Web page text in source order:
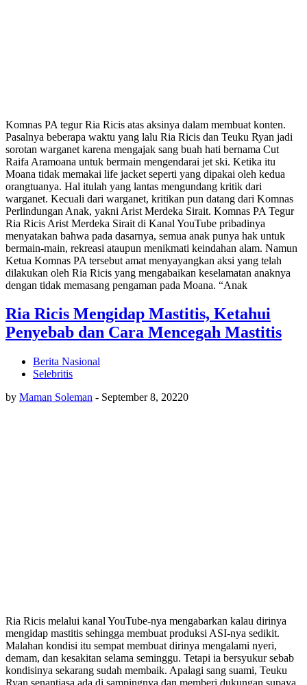
Komnas PA tegur Ria Ricis atas aksinya dalam membuat konten.
Pasalnya beberapa waktu yang lalu Ria Ricis dan Teuku Ryan jadi
sorotan warganet karena mengajak sang buah hati bernama Cut
Raifa Aramoana untuk bermain mengendarai jet ski. Ketika itu
Moana tidak memakai life jacket seperti yang dipakai oleh kedua
orangtuanya. Hal itulah yang lantas mengundang kritik dari
warganet. Kecuali dari warganet, kritikan pun datang dari Komnas
Perlindungan Anak, yakni Arist Merdeka Sirait. Komnas PA Tegur
Ria Ricis Arist Merdeka Sirait di Kanal YouTube pribadinya
menyatakan bahwa pada dasarnya, semua anak punya hak untuk
bermain-main, rekreasi ataupun menikmati keindahan alam. Namun
Ketua Komnas PA tersebut amat menyayangkan aksi yang telah
dilakukan oleh Ria Ricis yang mengabaikan keselamatan anaknya
dengan tidak memasang pengaman pada Moana. “Anak
Ria Ricis Mengidap Mastitis, Ketahui
Penyebab dan Cara Mencegah Mastitis
Berita Nasional
Selebritis
by Maman Soleman - September 8, 20220
Ria Ricis melalui kanal YouTube-nya mengabarkan kalau dirinya
mengidap mastitis sehingga membuat produksi ASI-nya sedikit.
Malahan kondisi itu sempat membuat dirinya mengalami nyeri,
demam, dan kesakitan selama seminggu. Tetapi ia bersyukur sebab
kondisinya sekarang sudah membaik. Apalagi sang suami, Teuku